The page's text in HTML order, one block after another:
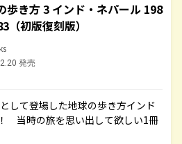
歩き方 3 インド・ネパール 198
（初版復刻版）
発売
して登場した地球の歩き方インド
当時の旅を思い出して欲しい1冊